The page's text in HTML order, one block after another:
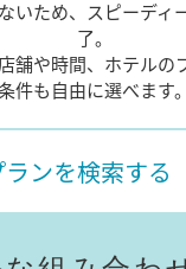
いため、
スピーディ
了。
舗や時間、 ホテルの
件も自由に選べます。
ランを検索する